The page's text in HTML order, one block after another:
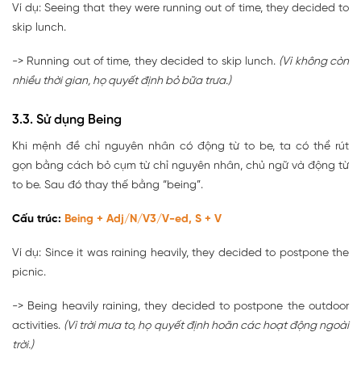
Ví dụ: Seeing that they were running out of time, they decided to
skip lunch.
-> Running out of time, they decided to skip lunch. (Vì không còn
nhiều thời gian, họ quyết định bỏ bữa trưa.)
3.3. Sử dụng Being
Khi mệnh đề chỉ nguyên nhân có động từ to be, ta có thể rút
gọn bằng cách bỏ cụm từ chỉ nguyên nhân, chủ ngữ và động từ
to be. Sau đó thay thế bằng “being”.
Cấu trúc: Being + Adj/N/V3/V-ed, S + V
Ví dụ: Since it was raining heavily, they decided to postpone the
picnic.
-> Being heavily raining, they decided to postpone the outdoor
activities. (Vì trời mưa to, họ quyết định hoãn các hoạt động ngoài
trời.)